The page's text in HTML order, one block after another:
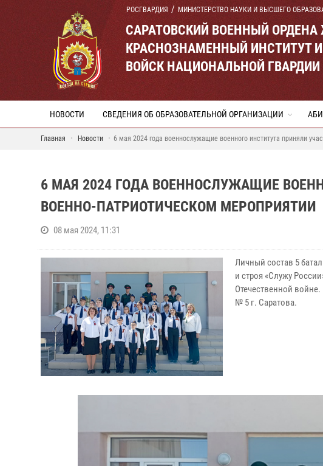
РОСГВАРДИЯ МИНИСТЕРСТВО НАУКИ И ВЫСШЕГО
САРАТОВСКИЙ ВОЕННЫЙ
КРАСНОЗНАМЕННЫЙ ИНСТИТУТ
ВОЙСК НАЦИОНАЛЬНОЙ
НОВОСТИ СВЕДЕНИЯ ОБ ОБРАЗОВАТЕЛЬНОЙ ОРГАНИЗАЦИИ
Главная Новости 6 мая 2024 года военнослужащие военного института приняли
6 МАЯ 2024 ГОДА ВОЕННОСЛУЖАЩИЕ
ВОЕННО-ПАТРИОТИЧЕСКОМ МЕРОПРИЯТИИ
08 мая 2024, 11:31
Личный состав 5
и строя «Служу
Отечественной
№ 5 г. Саратова.